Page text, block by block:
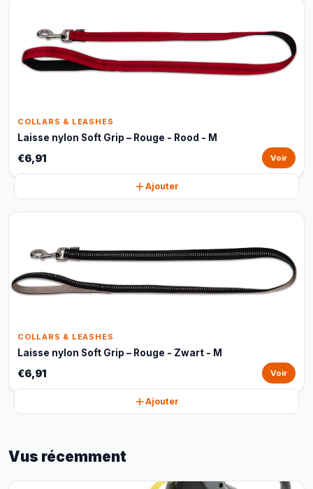
COLLARS & LEASHES
Laisse nylon Soft Grip – Rouge - Rood - M
€6,91 Voir
Ajouter
COLLARS & LEASHES
Laisse nylon Soft Grip – Rouge - Zwart - M
€6,91 Voir
Ajouter
Vus récemment